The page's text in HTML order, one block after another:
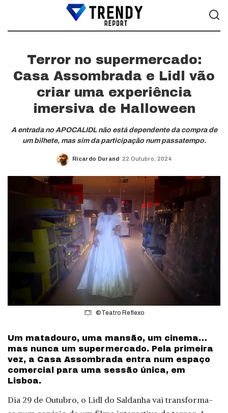
Terror no supermercado:
Casa Assombrada e Lidl vão
criar uma experiência
imersiva de Halloween
A entrada no APOCALIDL não está dependente da compra de
um bilhete, mas sim da participação num passatempo.
Posted
Ricardo Durand 22 Outubro, 2024
©Teatro Reflexo
Um matadouro, uma mansão, um cinema…
mas nunca um supermercado. Pela primeira
vez, a Casa Assombrada entra num espaço
comercial para uma sessão única, em
Lisboa.
Dia 29 de Outubro, o Lidl do Saldanha vai transforma-